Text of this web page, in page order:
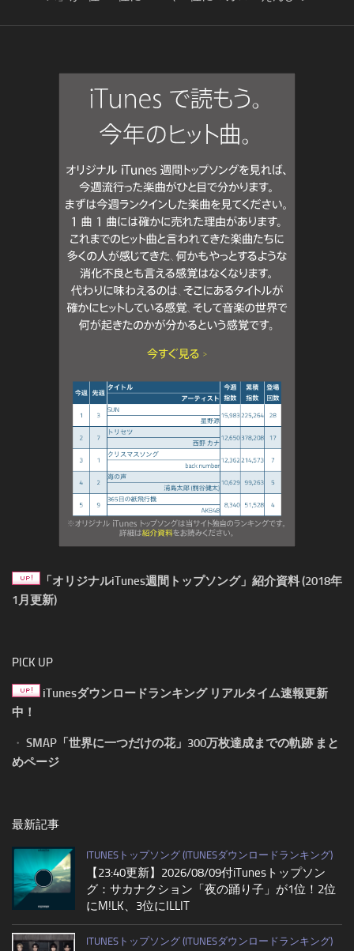
「オリジナルiTunes週間トップソング」紹介資料 (2018年
1月更新)
PICK UP
iTunesダウンロードランキング リアルタイム速報更新
中！
・ SMAP「世界に一つだけの花」300万枚達成までの軌跡 まと
めページ
最新記事
ITUNESトップソング (ITUNESダウンロードランキング)
【23:40更新】2026/08/09付iTunesトップソン
グ：サカナクション「夜の踊り子」が1位！2位
にM!LK、3位にILLIT
ITUNESトップソング (ITUNESダウンロードランキング)